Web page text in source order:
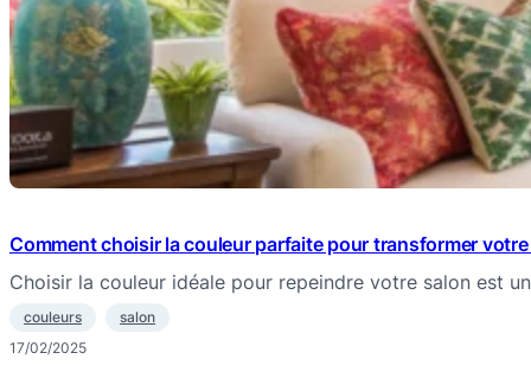
Comment choisir la couleur parfaite pour transformer
Choisir la couleur idéale pour repeindre votre salon est
couleurs
salon
17/02/2025